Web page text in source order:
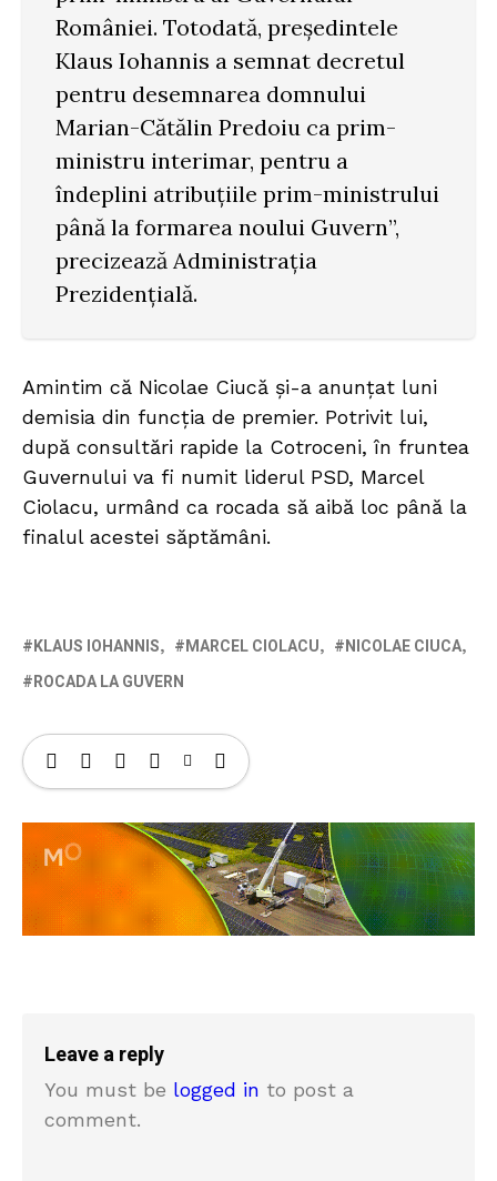
României. Totodată, preşedintele
Klaus Iohannis a semnat decretul
pentru desemnarea domnului
Marian-Cătălin Predoiu ca prim-
ministru interimar, pentru a
îndeplini atribuţiile prim-ministrului
până la formarea noului Guvern”,
precizează Administraţia
Prezidenţială.
Amintim că Nicolae Ciucă și-a anunțat luni
demisia din funcția de premier. Potrivit lui,
după consultări rapide la Cotroceni, în fruntea
Guvernului va fi numit liderul PSD, Marcel
Ciolacu, urmând ca rocada să aibă loc până la
finalul acestei săptămâni.
KLAUS IOHANNIS MARCEL CIOLACU
NICOLAE CIUCA
ROCADA LA GUVERN
Leave a reply
You must be logged in to post a
comment.